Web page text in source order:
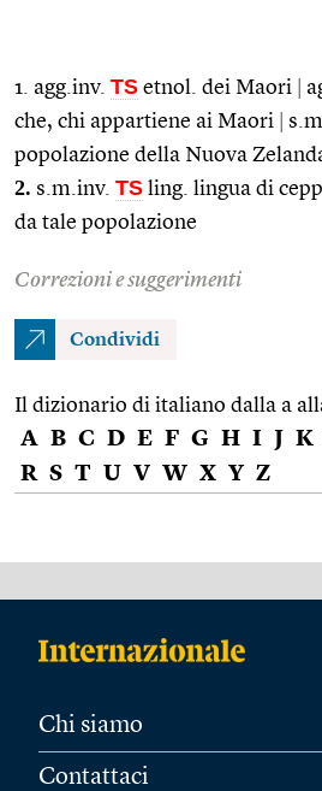
1. agg.inv. TS etnol. dei Maori
che, chi appartiene ai Maori
popolazione della Nuova
2. s.m.inv. TS ling. lingua di
da tale popolazione
Correzioni e suggerimenti
Condividi
Il dizionario di italiano dalla a
A B C D E F G H I J K
R S T U V W X Y Z
Chi siamo
Contattaci